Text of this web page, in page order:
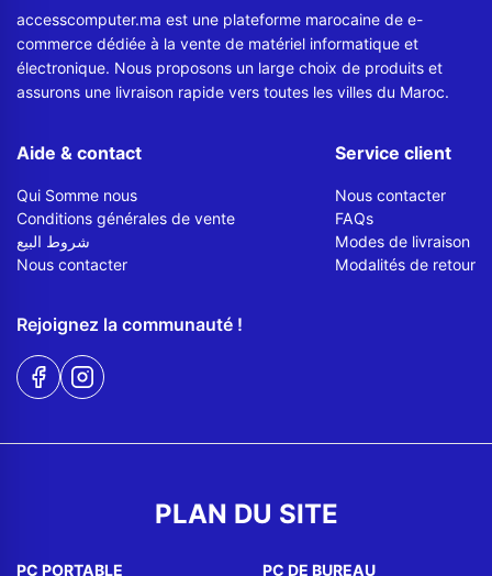
accesscomputer.ma est une plateforme marocaine de e-
commerce dédiée à la vente de matériel informatique et
électronique. Nous proposons un large choix de produits et
assurons une livraison rapide vers toutes les villes du Maroc.
Aide & contact
Qui Somme nous
Conditions générales de vente
شروط البيع
Nous contacter
Service client
Nous contacter
FAQs
Modes de livraison
Modalités de retour
Rejoignez la communauté !
PLAN DU SITE
PC PORTABLE PC DE BUREAU